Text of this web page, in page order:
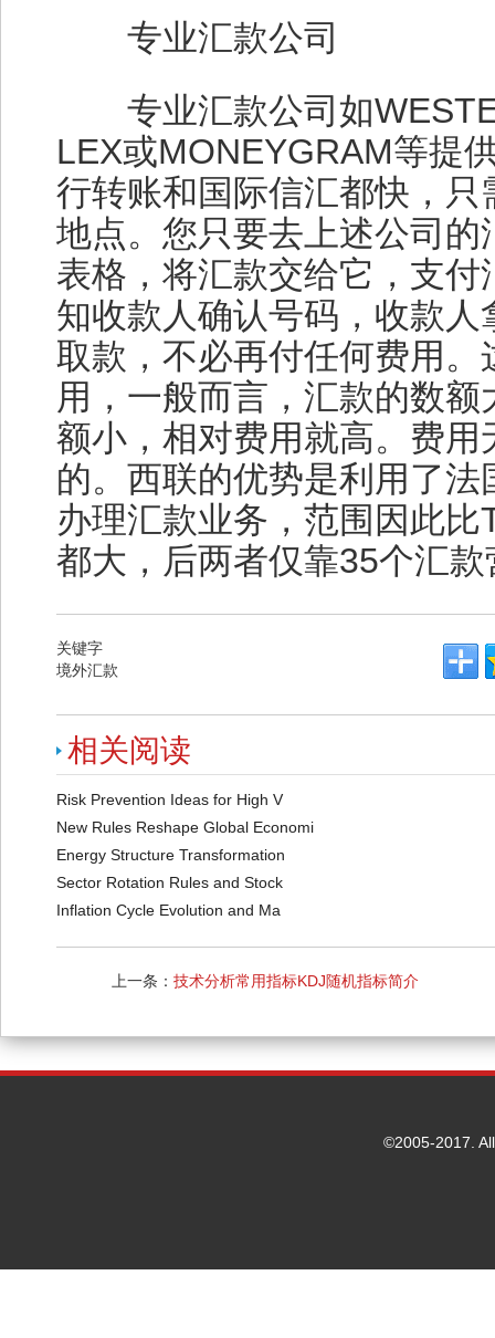
专业汇款公司
专业汇款公司如
LEX或MONEYGRAM等提
行转账和国际信汇都快，
地点。您只要去上述公司
表格，将汇款交给它，支
知收款人确认号码，收款
取款，不必再付任何费用
用，一般而言，汇款的数
额小，相对费用就高。费
的。西联的优势是利用了
办理汇款业务，范围因此
都大，后两者仅靠35个汇
关键字
境外汇款
相关阅读
Risk Prevention Ideas for High V
New Rules Reshape Global Economi
Energy Structure Transformation
Sector Rotation Rules and Stock
Inflation Cycle Evolution and Ma
上一条： 技术分析常用指标KDJ随机指标简介
©2005-2017.